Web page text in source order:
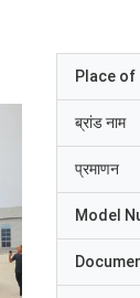
Place of
ब्रांड नाम
प्रमाणन
Model